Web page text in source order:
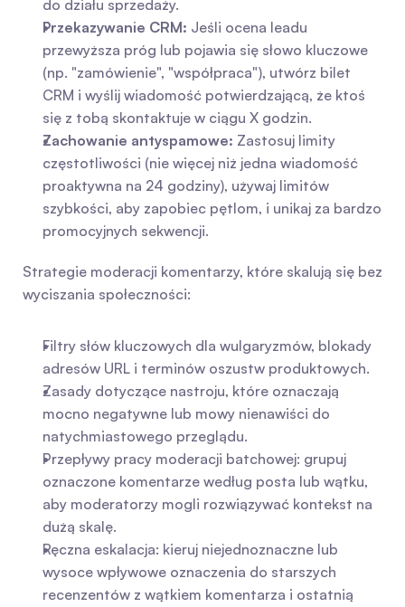
do działu sprzedaży.
Przekazywanie CRM: Jeśli ocena leadu
przewyższa próg lub pojawia się słowo kluczowe
(np. "zamówienie", "współpraca"), utwórz bilet
CRM i wyślij wiadomość potwierdzającą, że ktoś
się z tobą skontaktuje w ciągu X godzin.
Zachowanie antyspamowe: Zastosuj limity
częstotliwości (nie więcej niż jedna wiadomość
proaktywna na 24 godziny), używaj limitów
szybkości, aby zapobiec pętlom, i unikaj za bardzo
promocyjnych sekwencji.
Strategie moderacji komentarzy, które skalują się bez
wyciszania społeczności:
Filtry słów kluczowych dla wulgaryzmów, blokady
adresów URL i terminów oszustw produktowych.
Zasady dotyczące nastroju, które oznaczają
mocno negatywne lub mowy nienawiści do
natychmiastowego przeglądu.
Przepływy pracy moderacji batchowej: grupuj
oznaczone komentarze według posta lub wątku,
aby moderatorzy mogli rozwiązywać kontekst na
dużą skalę.
Ręczna eskalacja: kieruj niejednoznaczne lub
wysoce wpływowe oznaczenia do starszych
recenzentów z wątkiem komentarza i ostatnią